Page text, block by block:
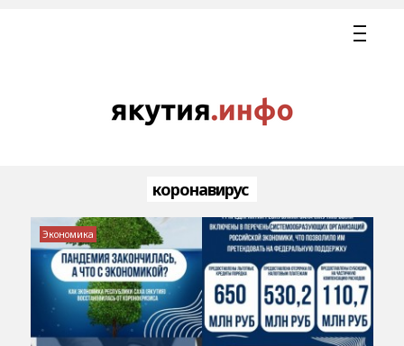
коронавирус
Экономика